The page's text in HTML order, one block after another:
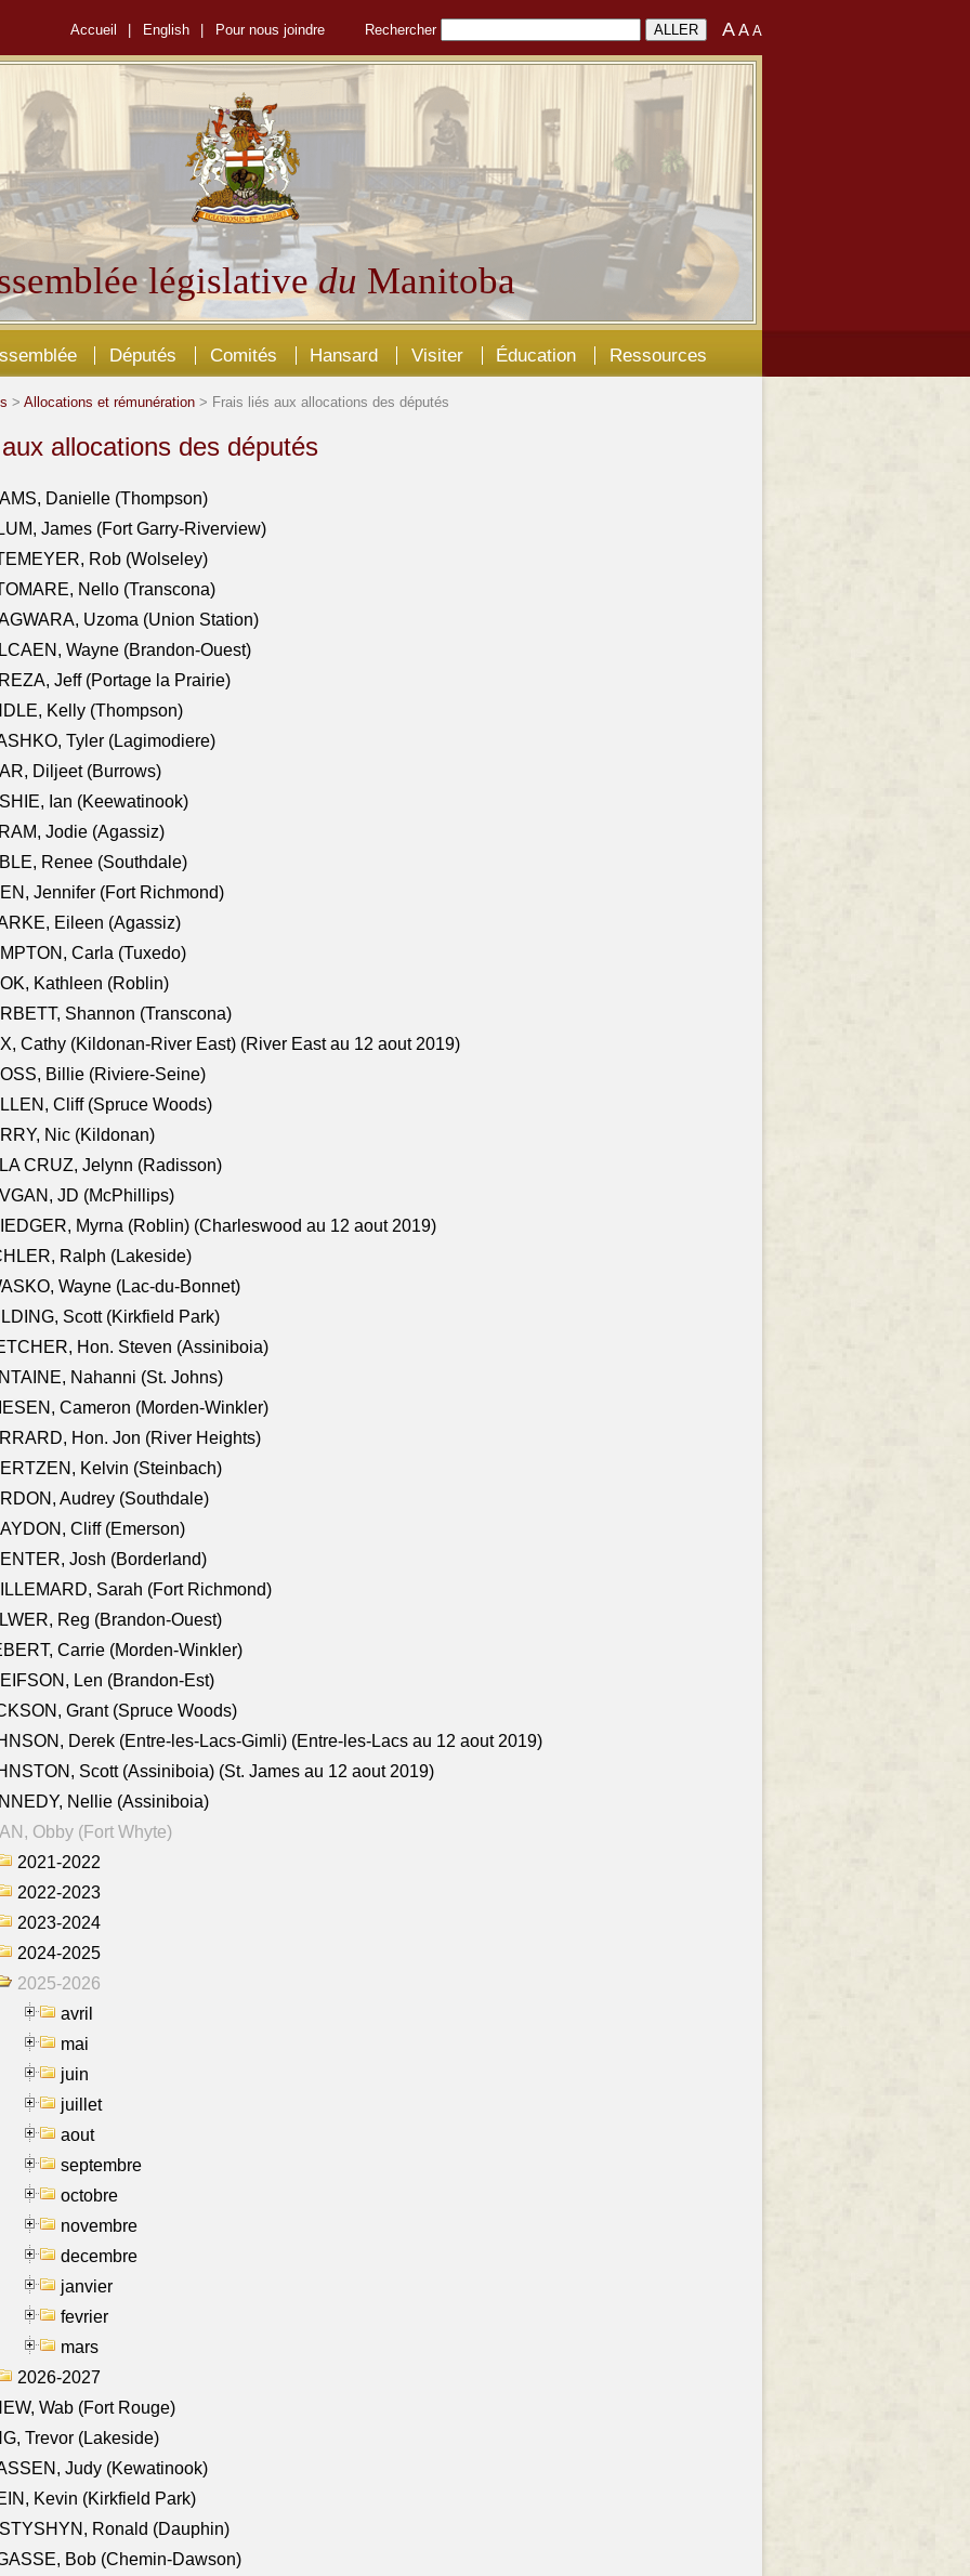
Accueil English Pour nous joindre Rechercher AA A
législativedu Manitoba
Députés Comités Hansard Visiter Éducation Ressources
> Allocations et rémunération > Frais liés aux allocations des députés
allocations des députés
Danielle (Thompson)
James (Fort Garry-Riverview)
Rob (Wolseley)
Nello (Transcona)
Uzoma (Union Station)
Wayne (Brandon-Ouest)
Jeff (Portage la Prairie)
Kelly (Thompson)
Tyler (Lagimodiere)
Diljeet (Burrows)
Ian (Keewatinook)
Jodie (Agassiz)
Renee (Southdale)
Jennifer (Fort Richmond)
Eileen (Agassiz)
Carla (Tuxedo)
Kathleen (Roblin)
Shannon (Transcona)
Cathy (Kildonan-River East) (River East au 12 aout 2019)
Billie (Riviere-Seine)
Cliff (Spruce Woods)
Nic (Kildonan)
CRUZ, Jelynn (Radisson)
JD (McPhillips)
Myrna (Roblin) (Charleswood au 12 aout 2019)
Ralph (Lakeside)
Wayne (Lac-du-Bonnet)
Scott (Kirkfield Park)
Hon. Steven (Assiniboia)
Nahanni (St. Johns)
Cameron (Morden-Winkler)
Hon. Jon (River Heights)
Kelvin (Steinbach)
Audrey (Southdale)
Cliff (Emerson)
Josh (Borderland)
Sarah (Fort Richmond)
Reg (Brandon-Ouest)
Carrie (Morden-Winkler)
Len (Brandon-Est)
Grant (Spruce Woods)
Derek (Entre-les-Lacs-Gimli) (Entre-les-Lacs au 12 aout 2019)
Scott (Assiniboia) (St. James au 12 aout 2019)
Nellie (Assiniboia)
Obby (Fort Whyte)
2021-2022
2022-2023
2023-2024
2024-2025
2025-2026
avril
mai
juin
juillet
aout
septembre
octobre
novembre
decembre
janvier
fevrier
mars
2026-2027
Wab (Fort Rouge)
Trevor (Lakeside)
Judy (Kewatinook)
Kevin (Kirkfield Park)
Ronald (Dauphin)
Bob (Chemin-Dawson)